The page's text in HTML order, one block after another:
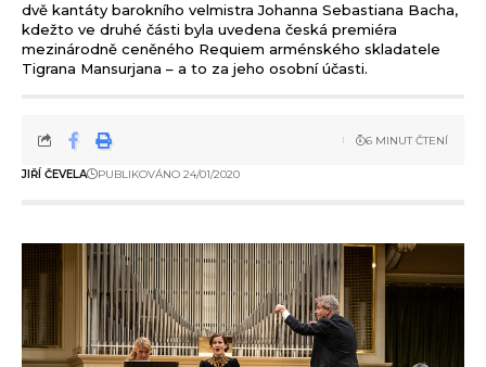
dvě kantáty barokního velmistra Johanna Sebastiana Bacha,
kdežto ve druhé části byla uvedena česká premiéra
mezinárodně ceněného Requiem arménského skladatele
Tigrana Mansurjana – a to za jeho osobní účasti.
JIŘÍ ČEVELA PUBLIKOVÁNO 24/01/2020
6 MINUT ČTENÍ